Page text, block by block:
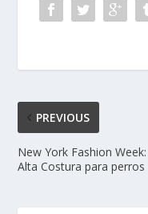
PREVIOUS
New York Fashion Week:
Alta Costura para perros